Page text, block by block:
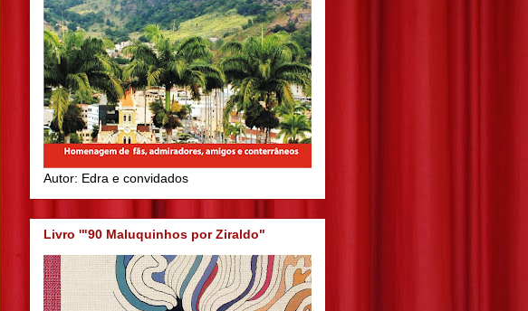
Autor: Edra e convidados
Livro '"90 Maluquinhos por Ziraldo"